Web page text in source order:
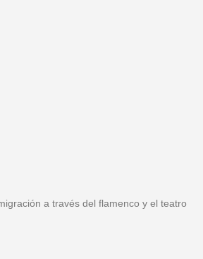
a través del flamenco y el teatro